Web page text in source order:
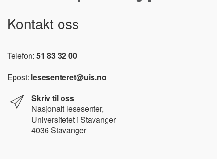
Kontakt oss
Telefon: 51 83 32 00
Epost: lesesenteret@uis.no
Skriv til oss
Nasjonalt lesesenter,
Universitetet i Stavanger
4036 Stavanger